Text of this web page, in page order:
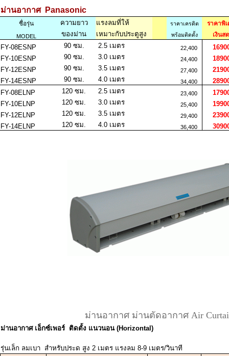
ม่านอากาศ Panasonic
ชื่อรุ่น ความยาว แรงลมที่ให้ ราคาเครดิต ราคาพิ
MODEL ของม่าน เหมาะกับประตูสูง พร้อมติดตั้ง เงินสด
FY-08ESNP 90 ซม. 2.5 เมตร 22,400
FY-10ESNP
90 ซม. 3.0 เมตร 24,400
FY-12ESNP
90 ซม. 3.5 เมตร 27,400
FY-14ESNP
90 ซม. 4.0 เมตร 34,400
FY-08ELNP
120 ซม. 2.5 เมตร 23,400
FY-10ELNP
120 ซม. 3.0 เมตร 25,400
FY-12ELNP
120 ซม. 3.5 เมตร 29,400
FY-14ELNP
120 ซม. 4.0 เมตร 36,400
ม่านอากาศ ม่านตัดอากาศ Air
ม่านอากาศ เอ็กซ์เพอร์ ติดตั้ง แนวนอน (Horizontal)
รุ่นเล็ก ลมเบา สำหรับประด สูง 2 เมตร แรงลม 8-9 เมตร/วินาที